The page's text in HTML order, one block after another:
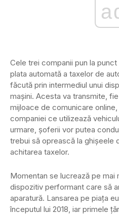
Cele trei companii pun la
plata automată a taxelor de
făcută prin intermediul unui
mașini. Acesta va transmite,
mijloace de comunicare
companiei ce utilizează
urmare, șoferii vor putea
trebui să oprească la ghișeele
achitarea taxelor.
Momentan se lucrează pe mai
dispozitiv performant care să
aparatură. Lansarea pe piața
începutul lui 2018, iar primele